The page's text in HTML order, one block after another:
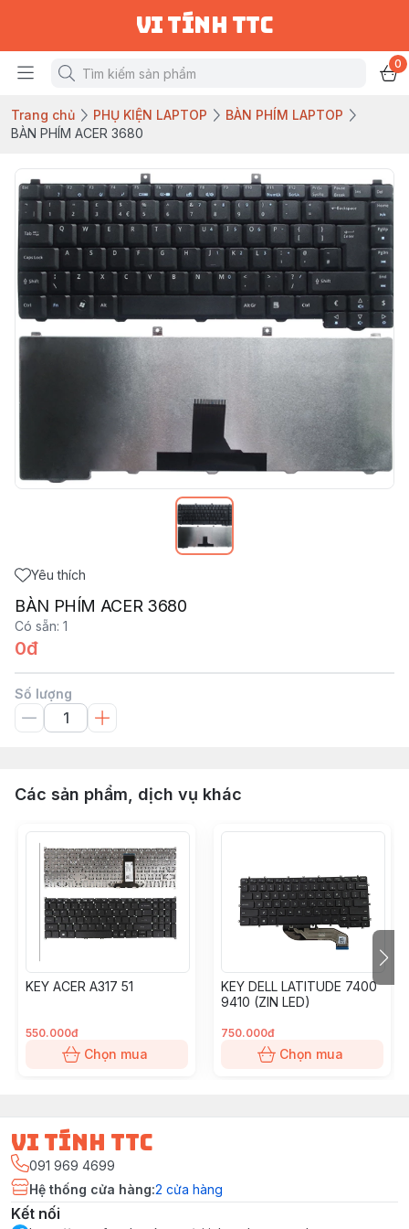
vi tính ttc
0
Trang chủ PHỤ KIỆN LAPTOP
BÀN PHÍM LAPTOP
BÀN PHÍM ACER 3680
Yêu thích
BÀN PHÍM ACER 3680
Có sẵn: 1
0đ
Số lượng
Các sản phẩm, dịch vụ khác
KEY ACER A317 51
550.000đ
Chọn mua
KEY DELL LATITUDE 7400
9410 (ZIN LED)
750.000đ
Chọn mua
vi tính ttc
091 969 4699
Hệ thống cửa hàng:2 cửa hàng
Kết nối